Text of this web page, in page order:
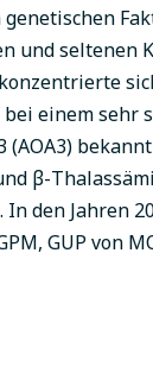
und seltenen
einem sehr
β-
In den Jahren
GUP von